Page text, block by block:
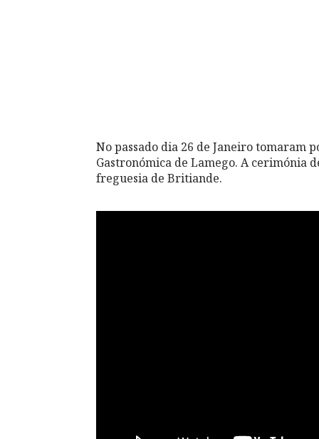
No passado dia 26 de Janeiro tomaram
Gastronómica de Lamego. A cerimónia
freguesia de Britiande.